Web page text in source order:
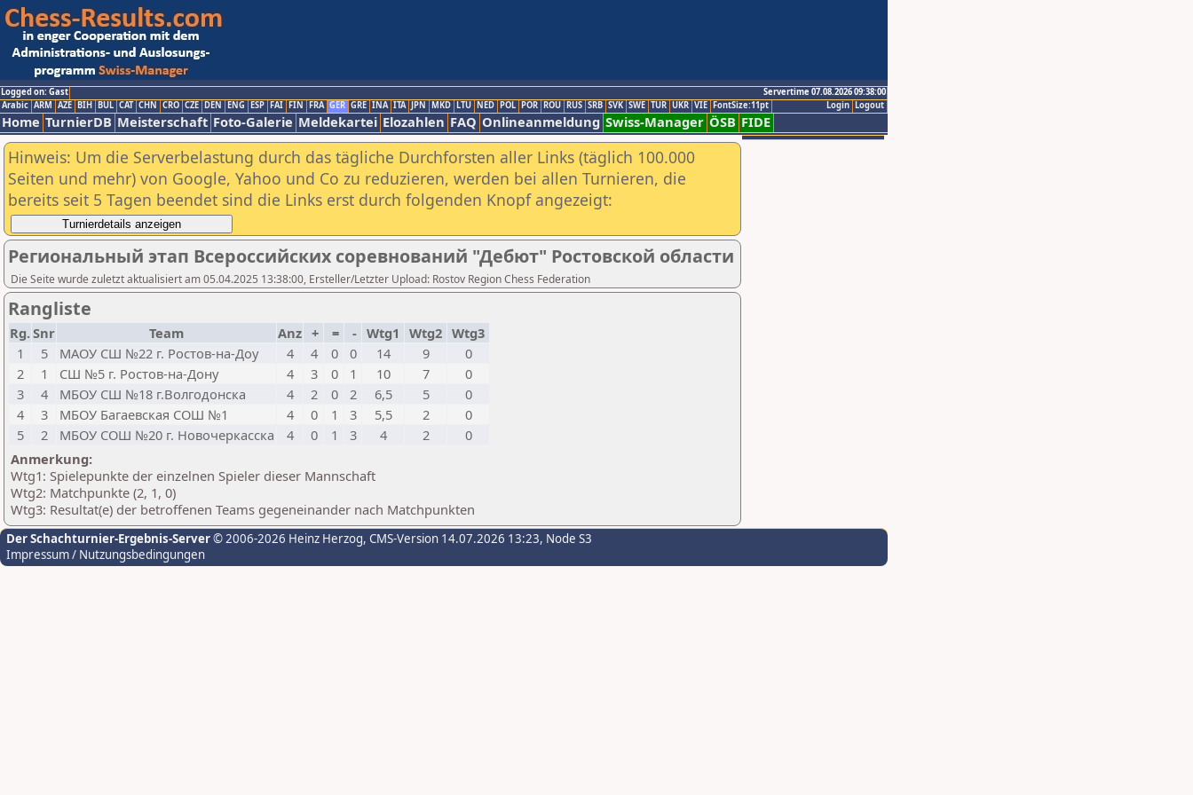
Logged on: Gast
Servertime 07.08.2026 09:38:00
Logout
Login
Arabic ARM AZE BIH BUL CAT CHN CRO CZE DEN ENG ESP FAI FIN FRA GER GRE INA ITA JPN MKD LTU NED POL POR ROU RUS SRB SVK SWE TUR UKR VIE FontSize:11pt
Home TurnierDB Meisterschaft Foto-Galerie Meldekartei Elozahlen FAQ Onlineanmeldung Swiss-Manager ÖSB FIDE
Hinweis: Um die Serverbelastung durch das tägliche Durchforsten aller Links (täglich 100.000
Seiten und mehr) von Google, Yahoo und Co zu reduzieren, werden bei allen Turnieren, die
bereits seit 5 Tagen beendet sind die Links erst durch folgenden Knopf angezeigt:
Региональный этап Всероссийских соревнований "Дебют" Ростовской области
Die Seite wurde zuletzt aktualisiert am 05.04.2025 13:38:00, Ersteller/Letzter Upload: Rostov Region Chess Federation
Rangliste
Rg.Snr Team Anz + = - Wtg1 Wtg2 Wtg3
1
5 МАОУ СШ №22 г. Ростов-на-Доу 4 4 0 0 14 9
0
2
1 СШ №5 г. Ростов-на-Дону 4 3 0 1 10 7
0
3
4 МБОУ СШ №18 г.Волгодонска 4 2 0 2 6,5 5
0
4
3 МБОУ Багаевская СОШ №1 4 0 1 3 5,5 2
0
5
2 МБОУ СОШ №20 г. Новочеркасска 4 0 1 3 4 2
0
Anmerkung:
Wtg1: Spielepunkte der einzelnen Spieler dieser Mannschaft
Wtg2: Matchpunkte (2, 1, 0)
Wtg3: Resultat(e) der betroffenen Teams gegeneinander nach Matchpunkten
Der Schachturnier-Ergebnis-Server© 2006-2026 Heinz Herzog, CMS-Version 14.07.2026 13:23, Node S3
Impressum / Nutzungsbedingungen